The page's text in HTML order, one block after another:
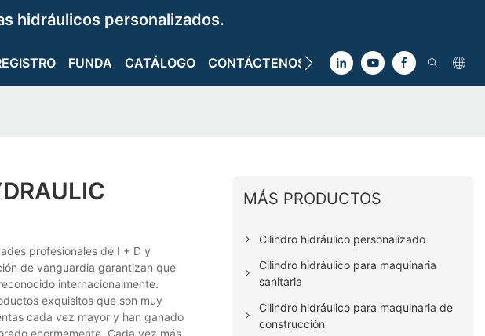
hidráulicos personalizados.
FUNDA CATÁLOGO CONTÁCTENOS
profesionales de I + D y
de vanguardia garantizan que
internacionalmente.
exquisitos que son muy
cada vez mayor y han ganado
MÁS PRODUCTOS
Cilindro hidráulico personalizado
Cilindro hidráulico para maquinaria
sanitaria
Cilindro hidráulico para maquinaria de
construcción